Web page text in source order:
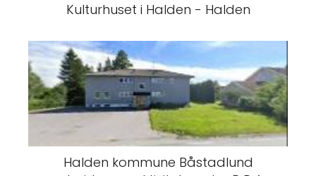
Kulturhuset i Halden - Halden
Halden kommune Båstadlund